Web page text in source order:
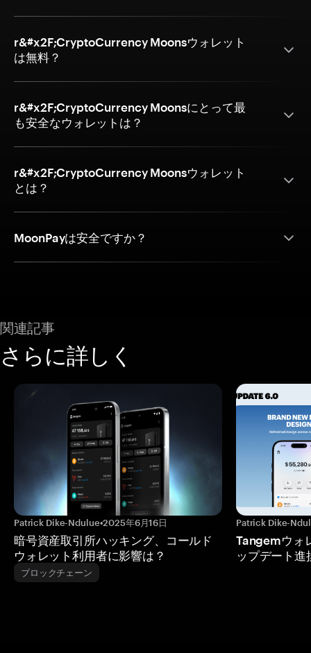
r&#x2F;CryptoCurrency Moonsウォレット
は無料？
r&#x2F;CryptoCurrency Moonsにとって最
も安全なウォレットは？
r&#x2F;CryptoCurrency Moonsウォレット
とは？
MoonPayは安全ですか？
関連記事
さらに詳しく
Patrick Dike-Ndulue•2025年6月16日
暗号資産取引所ハッキング、コールド
ウォレット利用者に影響は？
ブロックチェーン
Patrick Dike-
Tangemウォ
ップデート進